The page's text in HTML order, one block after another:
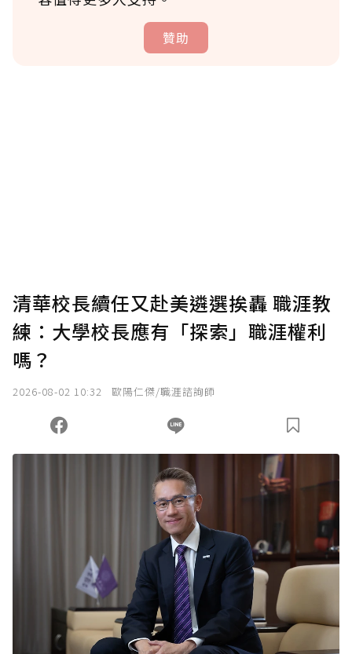
贊助
確認送出
您當前剩餘 U 利點數：0點；前往 購買點數
清華校長續任又赴美遴選挨轟 職涯教
練：大學校長應有「探索」職涯權利
嗎？
2026-08-02 10:32 歐陽仁傑/職涯諮詢師